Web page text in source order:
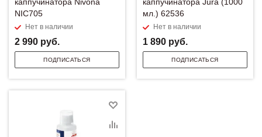
NIC705
Нет в наличии
2 990 руб.
ПОДПИСАТЬСЯ
мл.) 62536
Нет в наличии
1 890 руб.
ПОДПИСАТЬСЯ